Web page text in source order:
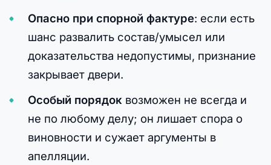
Опасно при спорной фактуре: если есть
шанс развалить состав/умысел или
доказательства недопустимы, признание
закрывает двери.
Особый порядок возможен не всегда и
не по любому делу; он лишает спора о
виновности и сужает аргументы в
апелляции.